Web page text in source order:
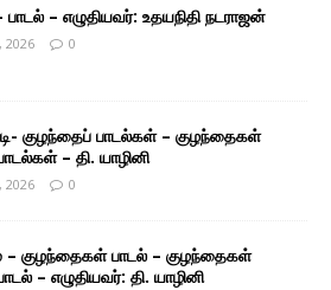
– எழுதியவர்: உதயநிதி நடராஜன்
2026 0
குழந்தைப் பாடல்கள் – குழந்தைகள்
– தி. யாழினி
2026 0
– குழந்தைகள் பாடல் – குழந்தைகள்
– எழுதியவர்: தி. யாழினி